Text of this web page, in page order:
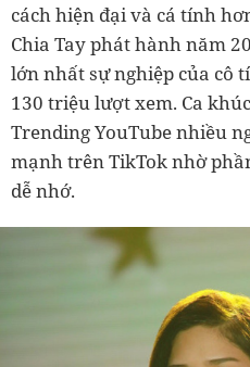
cách hiện đại và cá tính
Chia Tay phát hành năm
lớn nhất sự nghiệp của cô
130 triệu lượt xem. Ca
Trending YouTube nhiều
mạnh trên TikTok nhờ
dễ nhớ.